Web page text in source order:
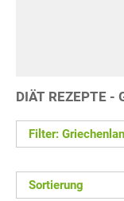
DIÄT REZEPTE -
Filter:
Sortierung